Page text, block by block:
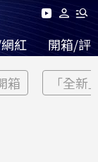
紅 開箱/評
箱 「全新